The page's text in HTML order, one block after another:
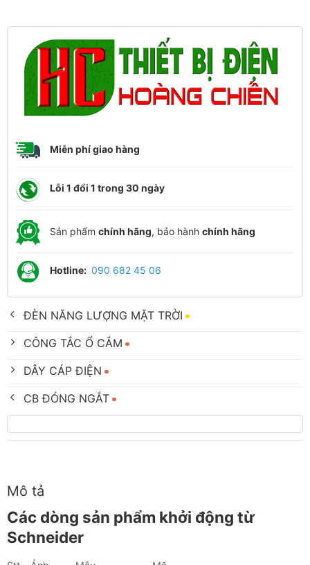
Miễn phí giao hàng
Lỗi 1 đổi 1 trong 30 ngày
Sản phẩm chính hãng, bảo hành chính hãng
Hotline: 090 682 45 06
ĐÈN NĂNG LƯỢNG MẶT TRỜI
CÔNG TẮC Ổ CẮM
DÂY CÁP ĐIỆN
CB ĐÓNG NGẮT
Mô tả
Các dòng sản phẩm khởi động từ
Schneider